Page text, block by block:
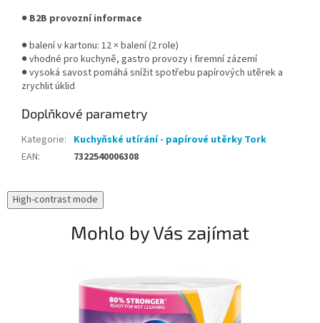
● B2B provozní informace
● balení v kartonu: 12 × balení (2 role)
● vhodné pro kuchyně, gastro provozy i firemní zázemí
● vysoká savost pomáhá snížit spotřebu papírových utěrek a
zrychlit úklid
Doplňkové parametry
Kategorie: Kuchyňské utírání - papírové utěrky Tork
EAN: 7322540006308
High-contrast mode
Mohlo by Vás zajímat